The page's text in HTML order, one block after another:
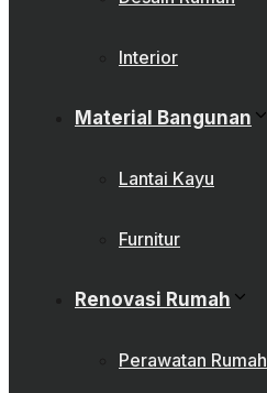
Interior
Material Bangunan
Lantai Kayu
Furnitur
Renovasi Rumah
Perawatan Rumah